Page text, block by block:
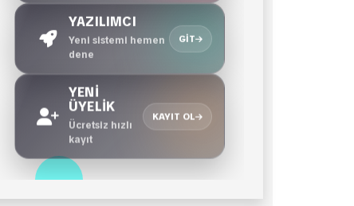
YAZILIMCI
Yeni sistemi hemen
dene
GIT
YENİ
ÜYELİK
Ücretsiz hızlı
kayıt
KAYIT OL